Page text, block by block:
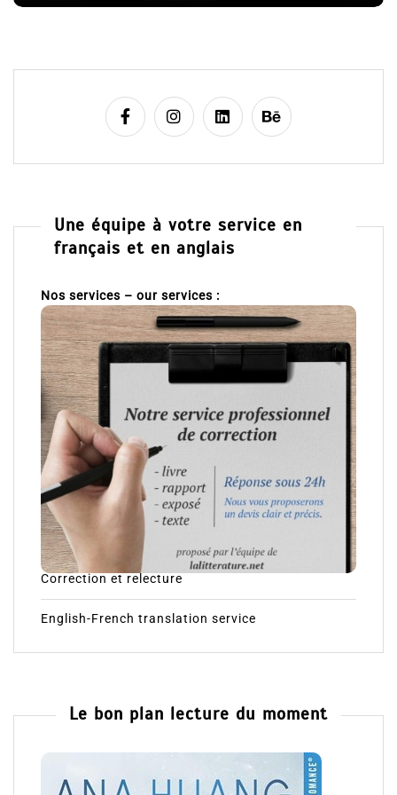
e
Une équipe à votre service en
français et en anglais
Nos services – our services :
Correction et relecture
English-French translation service
Le bon plan lecture du moment